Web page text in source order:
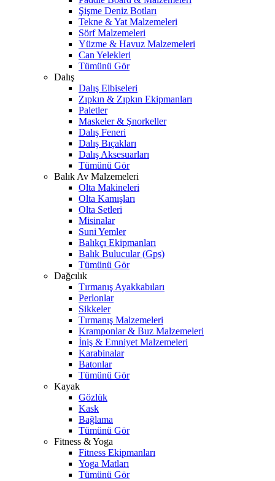
Şişme Deniz Botları
Tekne & Yat Malzemeleri
Sörf Malzemeleri
Yüzme & Havuz Malzemeleri
Can Yelekleri
Tümünü Gör
Dalış
Dalış Elbiseleri
Zıpkın & Zıpkın Ekipmanları
Paletler
Maskeler & Şnorkeller
Dalış Feneri
Dalış Bıçakları
Dalış Aksesuarları
Tümünü Gör
Balık Av Malzemeleri
Olta Makineleri
Olta Kamışları
Olta Setleri
Misinalar
Suni Yemler
Balıkçı Ekipmanları
Balık Bulucular (Gps)
Tümünü Gör
Dağcılık
Tırmanış Ayakkabıları
Perlonlar
Sikkeler
Tırmanış Malzemeleri
Kramponlar & Buz Malzemeleri
İniş & Emniyet Malzemeleri
Karabinalar
Batonlar
Tümünü Gör
Kayak
Gözlük
Kask
Bağlama
Tümünü Gör
Fitness & Yoga
Fitness Ekipmanları
Yoga Matları
Tümünü Gör